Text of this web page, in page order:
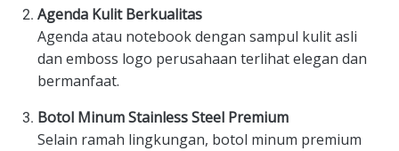
Agenda Kulit Berkualitas
Agenda atau notebook dengan sampul kulit asli
dan emboss logo perusahaan terlihat elegan dan
bermanfaat.
Botol Minum Stainless Steel Premium
Selain ramah lingkungan, botol minum premium